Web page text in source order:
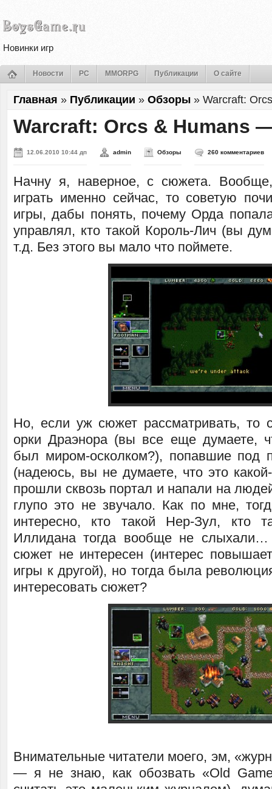
Новинки игр
Новости PC MMORPG Публикации О сайте
Главная » Публикации » Обзоры » Warcraft:
Warcraft: Orcs & Humans
12.06.2010 10:44 дп admin Обзоры 260 комментариев
Начну я, наверное, с сюжета.
играть именно сейчас, то советую
игры, дабы понять, почему Орда
управлял, кто такой Король-Лич (вы
т.д. Без этого вы мало что поймете.
Но, если уж сюжет рассматривать, то
орки Драэнора (вы все еще думаете,
был миром-осколком?), попавшие под
(надеюсь, вы не думаете, что это
прошли сквозь портал и напали на
глупо это не звучало. Как по мне,
интересно, кто такой Нер-Зул, кто
Иллидана тогда вообще не
сюжет не интересен (интерес
игры к другой), но тогда была
интересовать сюжет?
Внимательные читатели моего, эм,
— я не знаю, как обозвать «Old